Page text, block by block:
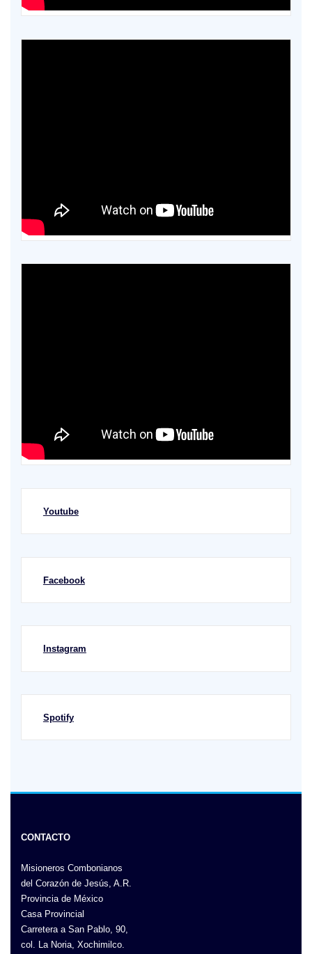
Youtube
Facebook
Instagram
Spotify
CONTACTO
Misioneros Combonianos
del Corazón de Jesús, A.R.
Provincia de México
Casa Provincial
Carretera a San Pablo, 90,
col. La Noria, Xochimilco.